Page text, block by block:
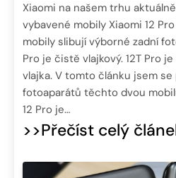
Xiaomi na našem trhu
vybavené mobily Xiaomi 12
mobily slibují výborné zadní
Pro je čistě vlajkový. 12T Pro
vlajka. V tomto článku jsem
fotoaparátů těchto dvou
12 Pro je…
>>Přečíst celý